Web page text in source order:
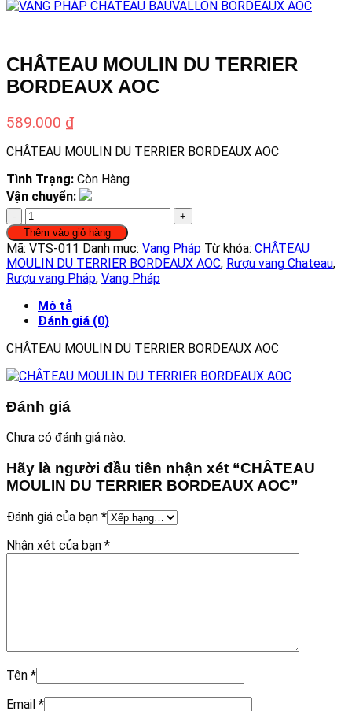
CHÂTEAU MOULIN DU TERRIER
BORDEAUX AOC
589.000 ₫
CHÂTEAU MOULIN DU TERRIER BORDEAUX AOC
Tình Trạng: Còn Hàng
Vận chuyển:
CHÂTEAU
MOULIN
DU
TERRIER
BORDEAUX
AOC
số
lượng
Thêm vào giỏ hàng
Mã: VTS-011 Danh mục: Vang Pháp Từ khóa: CHÂTEAU
MOULIN DU TERRIER BORDEAUX AOC, Rượu vang Chateau,
Rượu vang Pháp, Vang Pháp
Mô tả
Đánh giá (0)
CHÂTEAU MOULIN DU TERRIER BORDEAUX AOC
Đánh giá
Chưa có đánh giá nào.
Hãy là người đầu tiên nhận xét “CHÂTEAU
MOULIN DU TERRIER BORDEAUX AOC”
Đánh giá của bạn *
Nhận xét của bạn *
Tên *
Email *